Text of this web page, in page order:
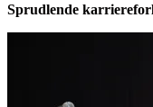
Sprudlende